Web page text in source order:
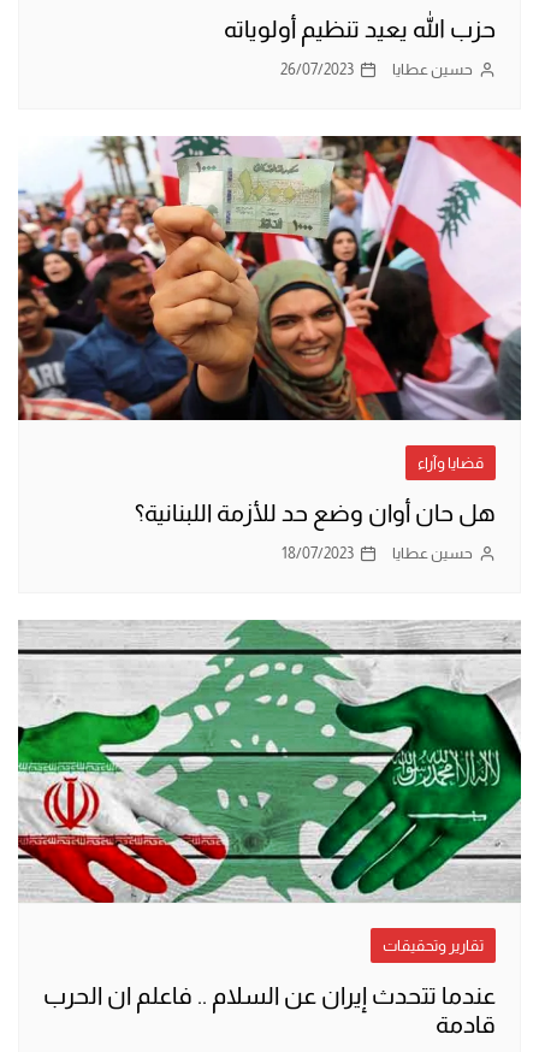
حزب الله يعيد تنظيم أولوياته
حسين عطايا 26/07/2023
قضايا وآراء
هل حان أوان وضع حد للأزمة اللبنانية؟
حسين عطايا 18/07/2023
تقارير وتحقيقات
عندما تتحدث إيران عن السلام .. فاعلم ان الحرب
قادمة